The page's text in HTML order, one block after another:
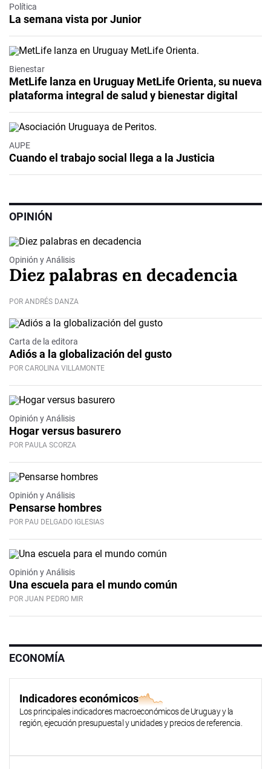
Política
La semana vista por Junior
Bienestar
MetLife lanza en Uruguay MetLife Orienta, su nueva
plataforma integral de salud y bienestar digital
AUPE
Cuando el trabajo social llega a la Justicia
OPINIÓN
Opinión y Análisis
Diez palabras en decadencia
POR ANDRÉS DANZA
Carta de la editora
Adiós a la globalización del gusto
POR CAROLINA VILLAMONTE
Opinión y Análisis
Hogar versus basurero
POR PAULA SCORZA
Video
Opinión y Análisis
Pensarse hombres
POR PAU DELGADO IGLESIAS
Opinión y Análisis
Una escuela para el mundo común
POR JUAN PEDRO MIR
ECONOMÍA
Indicadores económicos
Los principales indicadores macroeconómicos de Uruguay y la
región, ejecución presupuestal y unidades y precios de referencia.